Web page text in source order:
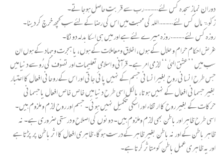
دوران نماز سجدہ کس لئے ……… رب سے قربت حاصل ہوجاتے۔
زکوٰۃ مال کس لئے ……… اللہ کی محبت میں اس کی رضا کے لئے سب کچھ خرچ کر دینا۔
روزہ کس لئے ……… روزہ میرے لئے ہے اور میں ہی اسکا بدلہ دونگا۔
غرض احکام حرام و حلال کے ہوں، اخلاق و معاملات کے ہوں، یا ہجرت و جہاد کے ہوں ان
سب میں ’’عشق الہیٰ‘‘ لازمی امر ہے۔ قرآنی و اسلامی تعلیمات اور تصوّف کی رُو سے دنیا میں
جس طرح انسانی روح بغیرانسانی جسم کے نہیں پائی جاتی اور اس کے روحانی افعال کا اعتبار
بغیر جسمانی افعال کے نہیں ہوتا، بالکل اسی طرح دنیا میں خاص خاص افعال یا جسمانی
حرکات کے بغیر روح کا ارتقاء اور اسکی تکمیل نہیں ہوئی۔ جسم اور روح لازم و ملزوم ہیں۔
اسی طرح ظاہر اور باطن بھی لازم وملزوم ہیں۔ دونوں کی اصلاح و درستی ضروری ہے۔ نہ
ظاہر باطن کے اور نہ باطن بغیر ظاہر کے درست ہوگا. ظاہری افعال کا اثر باطن پر پڑتا ہے
اور یہ ظاہری عمل باطن کو متاثر کرتا ہے۔